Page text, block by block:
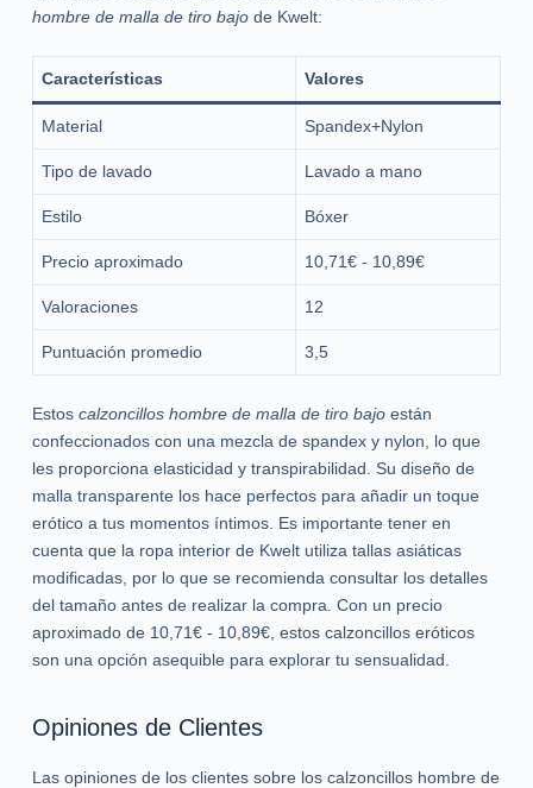
hombre de malla de tiro bajode Kwelt:
Características Valores
Material Spandex+Nylon
Tipo de lavado Lavado a mano
Estilo Bóxer
Precio aproximado 10,71€ - 10,89€
Valoraciones 12
Puntuación promedio 3,5
Estos calzoncillos hombre de malla de tiro bajoestán
confeccionados con una mezcla de spandex y nylon, lo que
les proporciona elasticidad y transpirabilidad. Su diseño de
malla transparente los hace perfectos para añadir un toque
erótico a tus momentos íntimos. Es importante tener en
cuenta que la ropa interior de Kwelt utiliza tallas asiáticas
modificadas, por lo que se recomienda consultar los detalles
del tamaño antes de realizar la compra. Con un precio
aproximado de 10,71€ - 10,89€, estos calzoncillos eróticos
son una opción asequible para explorar tu sensualidad.
Opiniones de Clientes
Las opiniones de los clientes sobre los calzoncillos hombre de